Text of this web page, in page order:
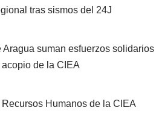
tras sismos del 24J
Aragua suman esfuerzos solidarios
de la CIEA
Humanos de la CIEA